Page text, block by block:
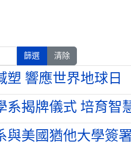
篩選 清除
塑 響應世界地球日
系揭牌儀式 培育智
與美國猶他大學簽